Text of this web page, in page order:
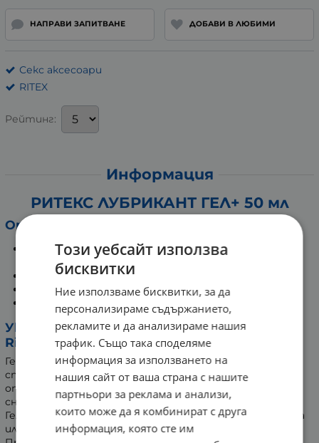
НАПРАВИ ЗАПИТВАНЕ ДОБАВИ В ЛЮБИМИ
Секс аксесоари
RITEX
Рейтинг:
Информация
РИТЕКС ЛУБРИКАНТ ГЕЛ+ 50 мл
Описание:
Лубрикант и масажен гел на водна основа с Алое
Вера, за допълнителна грижа
Без парфюми и оцветители
Неутрално pH
Указания за използване на Лубриканти
Ritex:
Гел лубрикант Ritex е продукт за подобряване на
способността за плъзгане и компенсиране на
отсъстващата вагинална влажност при полово
сношение.
Гел лубрикант Ritex се нанася в областта на вагината
или пениса.
Този уебсайт използва
бисквитки
Ние използваме бисквитки, за да
персонализираме съдържанието,
рекламите и да анализираме нашия
трафик. Също така споделяме
информация за използването на
нашия сайт от ваша страна с нашите
партньори за реклама и анализи,
които може да я комбинират с друга
информация, която сте им